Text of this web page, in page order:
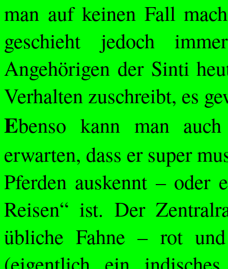
man auf keinen Fall
geschieht jedoch
Angehörigen der Sinti
Verhalten zuschreibt, es
Ebenso kann man
erwarten, dass er super
Pferden auskennt –
Reisen“ ist. Der
übliche Fahne – rot
(eigentlich ein